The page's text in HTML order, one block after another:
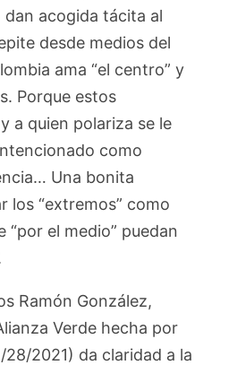
acogida tácita al
desde medios del
ama “el centro” y
Porque estos
a quien polariza se le
como
Una bonita
los “extremos” como
“por el medio” puedan
Ramón González,
Verde hecha por
28/2021) da claridad a la